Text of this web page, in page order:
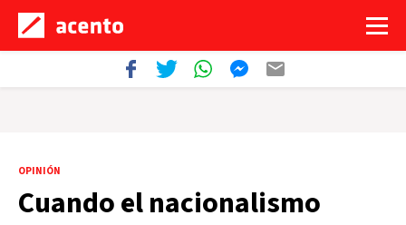
OPINIÓN
Cuando el nacionalismo